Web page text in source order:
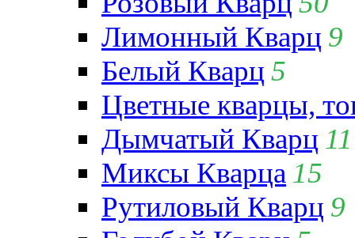
Лимонный Кварц 9
Белый Кварц 5
Цветные кварцы,
Дымчатый Кварц 11
Миксы Кварца 15
Рутиловый Кварц 9